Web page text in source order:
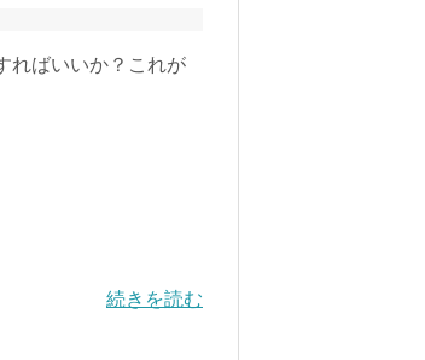
ればいいか？これが
続きを読む